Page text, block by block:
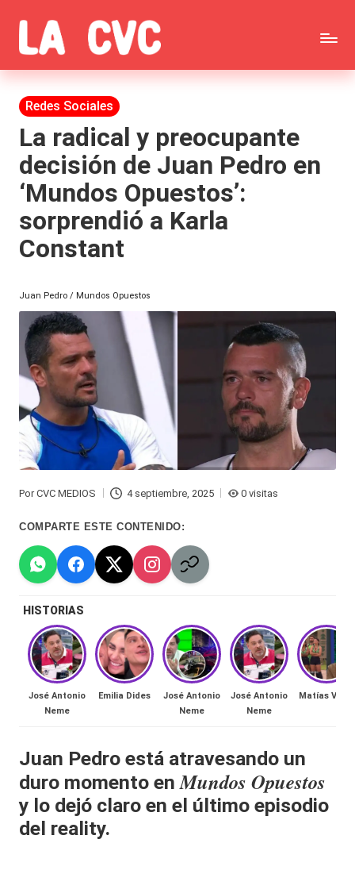
Saltar
al
contenido
C
o
p
u
c
h
a
s
y
F
ar
á
n
d
ul
a
hi
le
a
🔥
R
e
it
y
s,
Todas
las
noticias
de
la
farándula,
Realitys,
Brava,
Gran
Hermano
Tendencias
-
Tv
y
redes
lacvc.com
Publicada
en
Redes Sociales
La radical y preocupante
decisión de Juan Pedro en
‘Mundos Opuestos’:
sorprendió a Karla
Constant
Juan Pedro / Mundos Opuestos
PorCVC MEDIOS 4 septiembre, 2025 0 visitas
COMPARTE ESTE CONTENIDO:
HISTORIAS
José Antonio
Neme
Emilia Dides
José Antonio
Neme
José Antonio
Neme
Matías Vega
Juan Pedro está atravesando un
duro momento en Mundos Opuestos
y lo dejó claro en el último episodio
del reality.